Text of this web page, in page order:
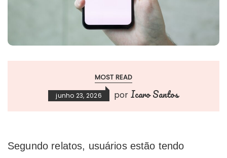
MOST READ
junho 23, 2026 por Icaro Santos
Segundo relatos, usuários estão tendo